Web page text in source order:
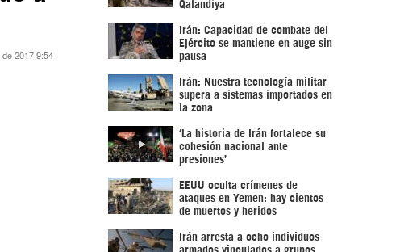
2017 9:54
Qalandiya
Irán: Capacidad de combate del
Ejército se mantiene en auge sin
pausa
Irán: Nuestra tecnología militar
supera a sistemas importados en
la zona
‘La historia de Irán fortalece su
cohesión nacional ante
presiones’
EEUU oculta crímenes de
ataques en Yemen: hay cientos
de muertos y heridos
Irán arresta a ocho individuos
armados vinculados a grupos